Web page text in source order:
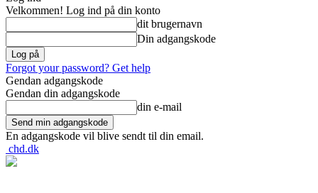
Velkommen! Log ind på din konto
dit brugernavn
Din adgangskode
Forgot your password? Get help
Gendan adgangskode
Gendan din adgangskode
din e-mail
En adgangskode vil blive sendt til din email.
chd.dk